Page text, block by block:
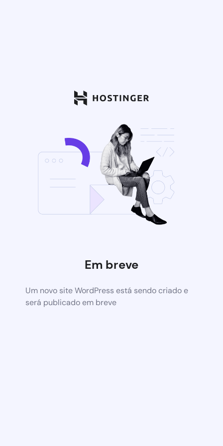
Em breve
Um novo site WordPress está sendo criado e
será publicado em breve